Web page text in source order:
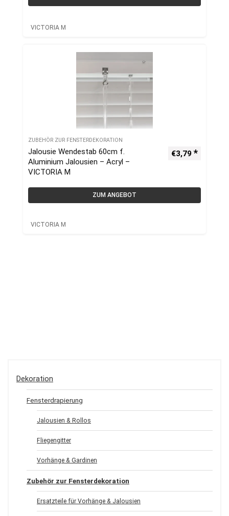
VICTORIA M
ZUBEHÖR ZUR FENSTERDEKORATION
Jalousie Wendestab 60cm f.
Aluminium Jalousien – Acryl –
VICTORIA M
€3,79
ZUM ANGEBOT
VICTORIA M
Dekoration
Fensterdrapierung
Jalousien & Rollos
Fliegengitter
Vorhänge & Gardinen
Zubehör zur Fensterdekoration
Ersatzteile für Vorhänge & Jalousien